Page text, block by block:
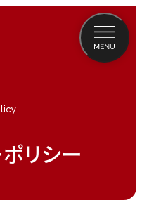
リシー